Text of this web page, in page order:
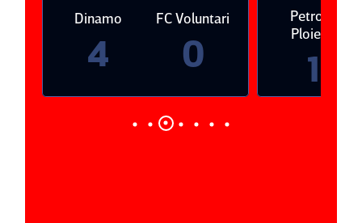
Dinamo
4
FC Voluntari
0
Petrolul
Ploieşti
1